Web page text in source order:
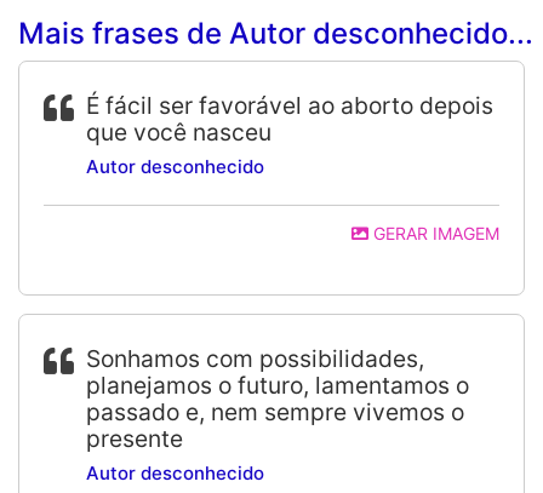
Mais frases de Autor desconhecido...
É fácil ser favorável ao aborto depois
que você nasceu
Autor desconhecido
GERAR IMAGEM
Sonhamos com possibilidades,
planejamos o futuro, lamentamos o
passado e, nem sempre vivemos o
presente
Autor desconhecido